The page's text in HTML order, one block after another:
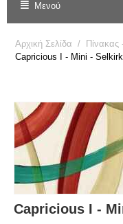
Μενού
Αρχική Σελίδα / Πίνακας
Capricious I - Mini -
Capricious I -